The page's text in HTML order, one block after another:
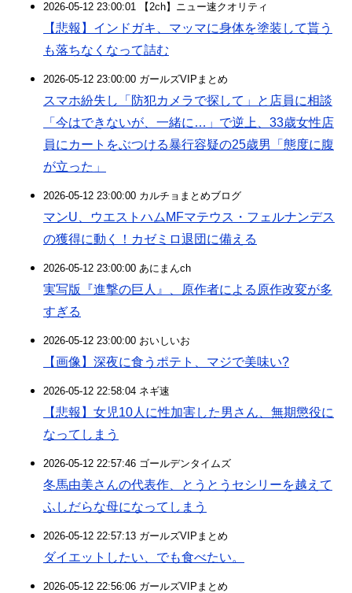
2026-05-12 23:00:01 【2ch】ニュー速クオリティ
【悲報】インドガキ、マッマに身体を塗装して貰う
も落ちなくなって詰む
2026-05-12 23:00:00 ガールズVIPまとめ
スマホ紛失し「防犯カメラで探して」と店員に相談
「今はできないが、一緒に…」で逆上、33歳女性店
員にカートをぶつける暴行容疑の25歳男「態度に腹
が立った」
2026-05-12 23:00:00 カルチョまとめブログ
マンU、ウエストハムMFマテウス・フェルナンデス
の獲得に動く！カゼミロ退団に備える
2026-05-12 23:00:00 あにまんch
実写版『進撃の巨人』、原作者による原作改変が多
すぎる
2026-05-12 23:00:00 おいしいお
【画像】深夜に食うポテト、マジで美味い?
2026-05-12 22:58:04 ネギ速
【悲報】女児10人に性加害した男さん、無期懲役に
なってしまう
2026-05-12 22:57:46 ゴールデンタイムズ
冬馬由美さんの代表作、とうとうセシリーを越えて
ふしだらな母になってしまう
2026-05-12 22:57:13 ガールズVIPまとめ
ダイエットしたい、でも食べたい。
2026-05-12 22:56:06 ガールズVIPまとめ